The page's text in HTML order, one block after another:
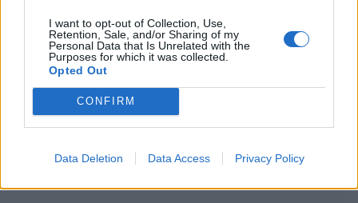
I want to opt-out of Collection, Use,
Retention, Sale, and/or Sharing of my
Personal Data that Is Unrelated with the
Purposes for which it was collected.
Opted Out
CONFIRM
Data Deletion Data Access Privacy Policy